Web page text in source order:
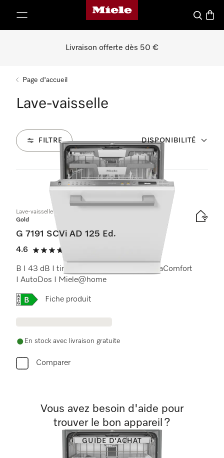
Page d'accueil de Miele
Panier
Livraison offerte dès 50 €
Page d'accueil
Lave-vaisselle
FILTRE DISPONIBILITÉ
82 Produits
Lave-vaisselle totalement intégrable
Gold
G 7191 SCVi AD 125 Ed.
4.6
4.6 étoiles sur 5
B I 43 dB I tiroir à couverts I paniers ExtraComfort
I AutoDos I Miele@home
Online Label Flag, Étiquette énergétique
Fiche produit
En stock avec livraison gratuite
Comparer
Vous avez besoin d'aide pour
trouver le bon appareil ?
GUIDE D'ACHAT